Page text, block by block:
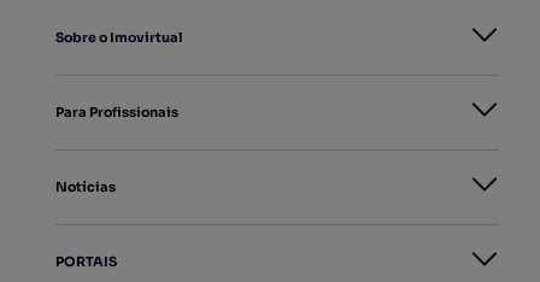
Sobre o Imovirtual
Para Profissionais
Notícias
PORTAIS